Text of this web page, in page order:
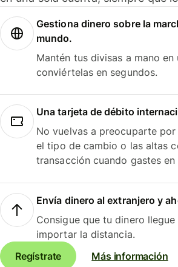
Gestiona dinero sobre la
mundo.
Mantén tus divisas a mano
conviértelas en segundos.
Una tarjeta de débito
No vuelvas a preocuparte
el tipo de cambio o las altas
transacción cuando gastes
Envía dinero al extranjero y
Consigue que tu dinero llegue
importar la distancia.
Regístrate
Más información